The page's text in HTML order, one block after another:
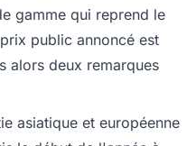
gamme qui reprend le
public annoncé est
alors deux remarques
asiatique et européenne